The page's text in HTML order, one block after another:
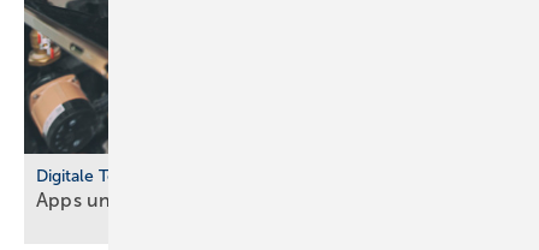
Digitale Tools
Apps und Soft­ware für Hand­werker und